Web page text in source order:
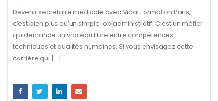
Devenir secrétaire médicale avec Vidal Formation Paris,
c’est bien plus qu’un simple job administratif. C’est un métier
qui demande un vrai équilibre entre compétences
techniques et qualités humaines. Si vous envisagez cette
carrière qui [...]